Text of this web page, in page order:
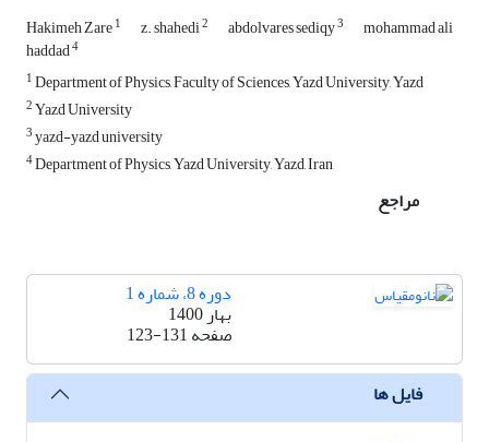
Hakimeh Zare1 z. shahedi2 abdolvares sediqy3 mohammad ali
haddad4
1Department of Physics, Faculty of Sciences, Yazd University, Yazd
2Yazd University
3yazd-yazd university
4Department of Physics, Yazd University, Yazd, Iran
مراجع
دوره 8، شماره 1
بهار 1400
صفحه123-131
فایل ها